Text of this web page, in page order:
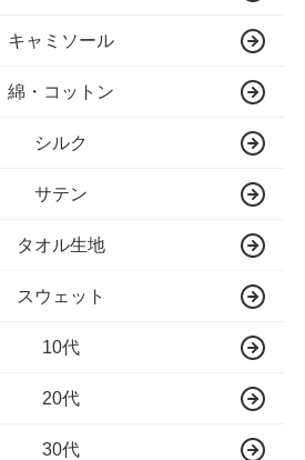
キャミソール
綿・コットン
シルク
サテン
タオル生地
スウェット
10代
20代
30代